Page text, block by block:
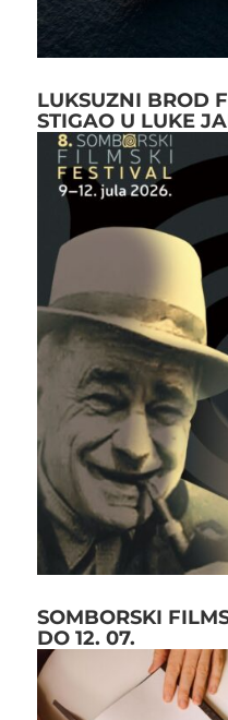
LUKSUZNI BROD
STIGAO U LUKE
SOMBORSKI
DO 12. 07.